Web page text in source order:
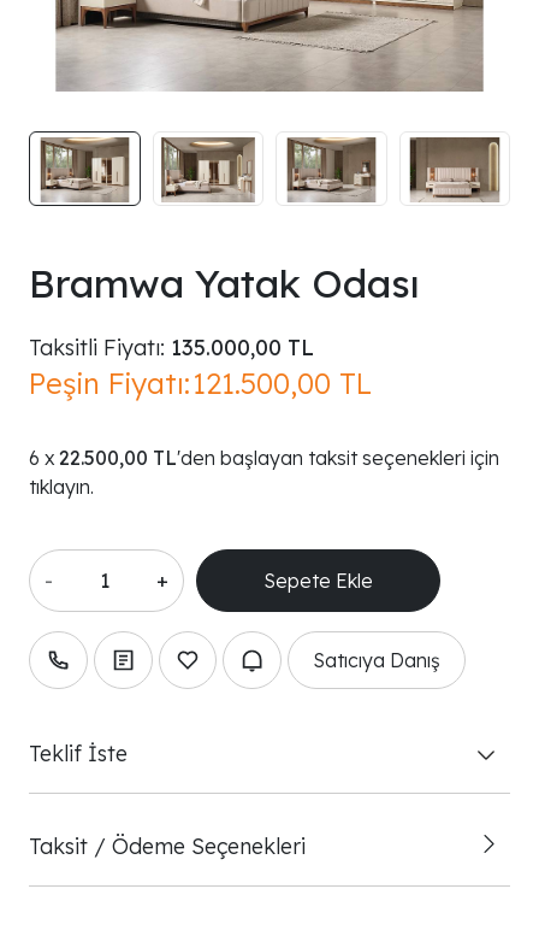
Bramwa Yatak Odası
Taksitli Fiyatı: 135.000,00 TL
Peşin Fiyatı:121.500,00 TL
22.500,00 TL'den başlayan taksit seçenekleri için
tıklayın.
- +
Satıcıya Danış
Teklif İste
Taksit / Ödeme Seçenekleri